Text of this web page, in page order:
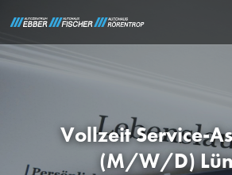
Vollzeit Service-
(M/W/D)